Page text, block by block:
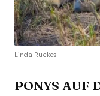
Linda Ruckes
PONYS AUF